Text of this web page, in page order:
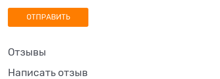
Отзывы
Написать отзыв